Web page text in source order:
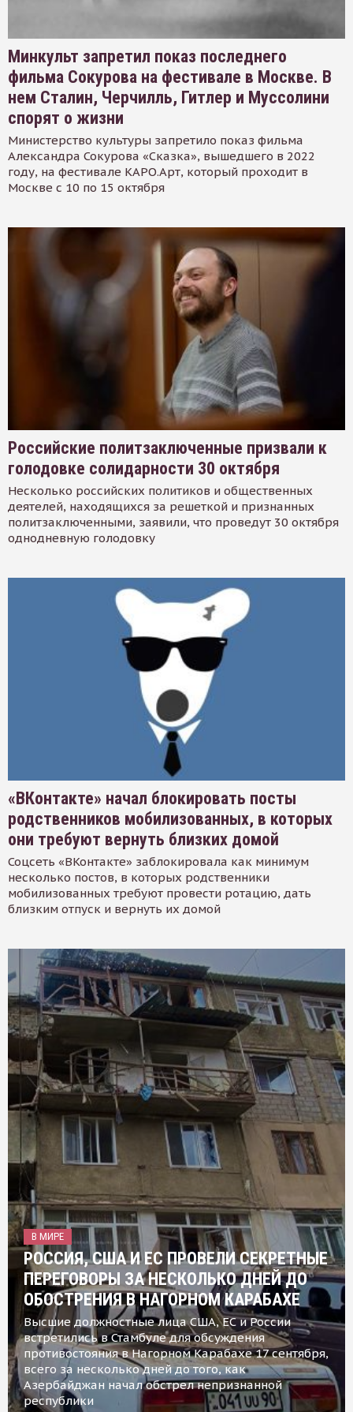
Минкульт запретил показ последнего
фильма Сокурова на фестивале в Москве. В
нем Сталин, Черчилль, Гитлер и Муссолини
спорят о жизни
Министерство культуры запретило показ фильма
Александра Сокурова «Сказка», вышедшего в 2022
году, на фестивале КАРО.Арт, который проходит в
Москве с 10 по 15 октября
Российские политзаключенные призвали к
голодовке солидарности 30 октября
Несколько российских политиков и общественных
деятелей, находящихся за решеткой и признанных
политзаключенными, заявили, что проведут 30 октября
однодневную голодовку
«ВКонтакте» начал блокировать посты
родственников мобилизованных, в которых
они требуют вернуть близких домой
Соцсеть «ВКонтакте» заблокировала как минимум
несколько постов, в которых родственники
мобилизованных требуют провести ротацию, дать
близким отпуск и вернуть их домой
В МИРЕ
РОССИЯ, США И ЕС ПРОВЕЛИ СЕКРЕТНЫЕ
ПЕРЕГОВОРЫ ЗА НЕСКОЛЬКО ДНЕЙ ДО
ОБОСТРЕНИЯ В НАГОРНОМ КАРАБАХЕ
Высшие должностные лица США, ЕС и России
встретились в Стамбуле для обсуждения
противостояния в Нагорном Карабахе 17 сентября,
всего за несколько дней до того, как
Азербайджан начал обстрел непризнанной
республики